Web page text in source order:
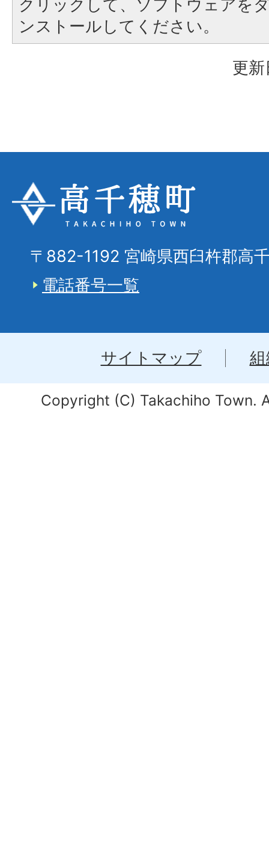
クリックして、ソフトウェアを
ンストールしてください。
更
〒882-1192 宮崎県西臼杵郡高
電話番号一覧
サイトマップ
Copyright (C) Takachiho Town.